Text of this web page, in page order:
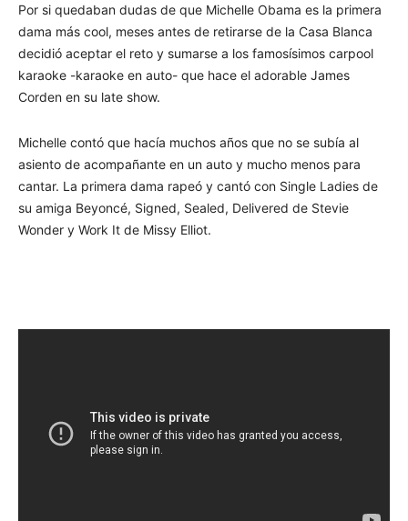
Por si quedaban dudas de que Michelle Obama es la primera
dama más cool, meses antes de retirarse de la Casa Blanca
decidió aceptar el reto y sumarse a los famosísimos carpool
karaoke -karaoke en auto- que hace el adorable James
Corden en su late show.
Michelle contó que hacía muchos años que no se subía al
asiento de acompañante en un auto y mucho menos para
cantar. La primera dama rapeó y cantó con Single Ladies de
su amiga Beyoncé, Signed, Sealed, Delivered de Stevie
Wonder y Work It de Missy Elliot.